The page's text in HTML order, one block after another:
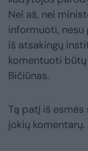
Nei aš, nei
informuoti, nesu
iš atsakingų
komentuoti būtų
Bičiūnas.
Tą patį iš
jokių komentarų.